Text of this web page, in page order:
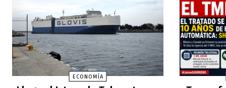
ECONOMÍA